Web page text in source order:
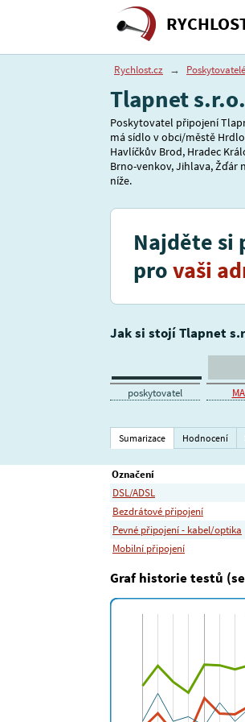
Rychlost.cz →
Tlapnet s.r.o.
Poskytovatel připojení
má sídlo v obci/městě
Havlíčkův Brod, Hradec
Brno-venkov, Jihlava, Žďár
níže.
Najděte
provaši
Jak si stojí Tlapnet
poskytovatel
Sumarizace Hodnocení
Označení
DSL/ADSL
Bezdrátové připojení
Pevné připojení - kabel/optika
Mobilní připojení
Graf historie testů